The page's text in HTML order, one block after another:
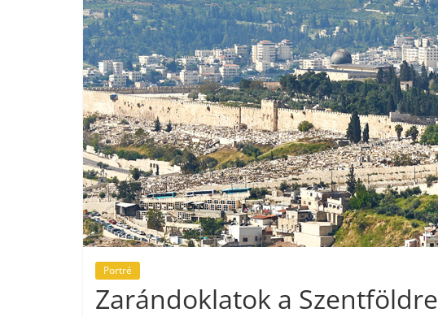
Portré
Zarándoklatok a Szentföldre